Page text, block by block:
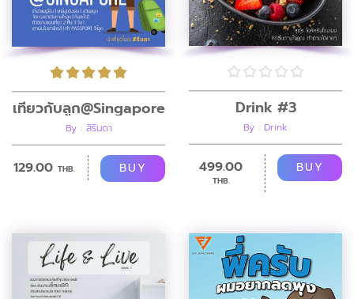
เที่ยวกับลูก@Singapore
By : สิรินดา
129.00 THB. BUY
Drink #3
By : Drink
499.00
THB.
BUY